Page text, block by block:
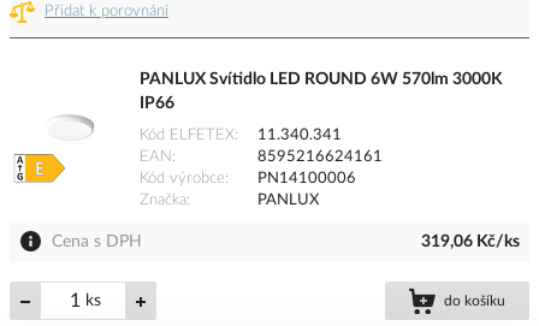
Přidat k porovnání
PANLUX Svítidlo LED ROUND 6W 570lm 3000K
IP66
Kód ELFETEX
11.340.341
EAN
8595216624161
Kód výrobce
PN14100006
Značka
PANLUX
Cena s DPH 319,06 Kč/ks
ks do košíku